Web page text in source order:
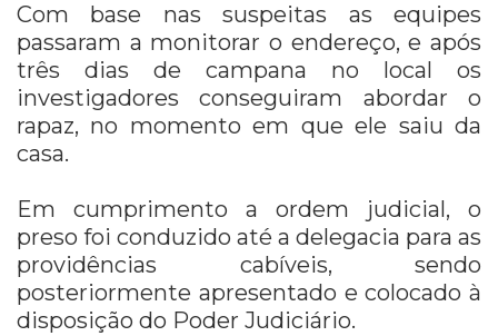
Com base nas suspeitas as equipes
passaram a monitorar o endereço, e após
três dias de campana no local os
investigadores conseguiram abordar o
rapaz, no momento em que ele saiu da
casa.
Em cumprimento a ordem judicial, o
preso foi conduzido até a delegacia para as
providências cabíveis, sendo
posteriormente apresentado e colocado à
disposição do Poder Judiciário.